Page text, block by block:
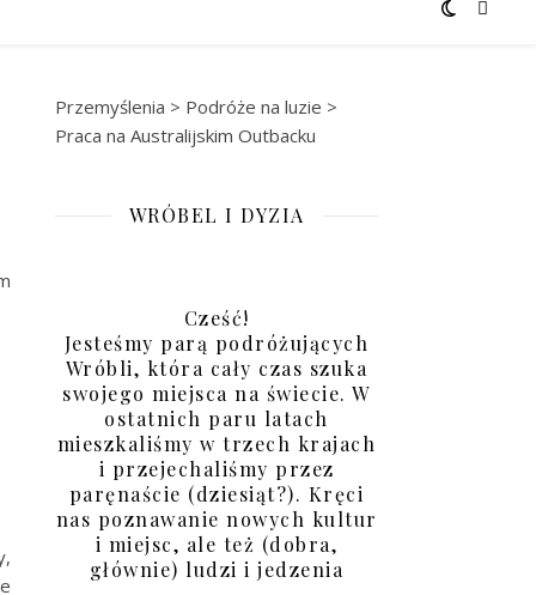
Przemyślenia > Podróże na luzie >
Praca na Australijskim Outbacku
WRÓBEL I DYZIA
Cześć!
Jesteśmy parą podróżujących
Wróbli, która cały czas szuka
swojego miejsca na świecie. W
ostatnich paru latach
mieszkaliśmy w trzech krajach
i przejechaliśmy przez
paręnaście (dziesiąt?). Kręci
nas poznawanie nowych kultur
i miejsc, ale też (dobra,
głównie) ludzi i jedzenia